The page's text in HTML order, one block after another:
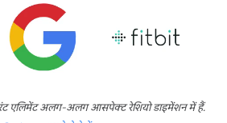
एलिमेंट अलग-अलग आसपेक्ट रेशियो डाइमेंशन में हैं.